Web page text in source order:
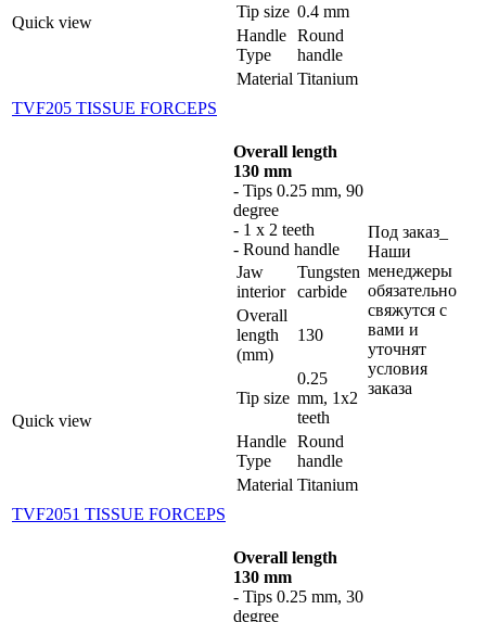
Quick view
Tip size 0.4 mm
Handle
Type
Round
handle
Material Titanium
TVF205 TISSUE FORCEPS
Quick view
Overall length
130 mm
- Tips 0.25 mm, 90
degree
- 1 x 2 teeth
- Round handle
Jaw
interior
Tungsten
carbide
Overall
length
(mm)
130
Tip size
0.25
mm, 1x2
teeth
Handle
Type
Round
handle
Material Titanium
Под заказ_
Наши
менеджеры
обязательно
свяжутся с
вами и
уточнят
условия
заказа
TVF2051 TISSUE FORCEPS
Overall length
130 mm
- Tips 0.25 mm, 30
degree